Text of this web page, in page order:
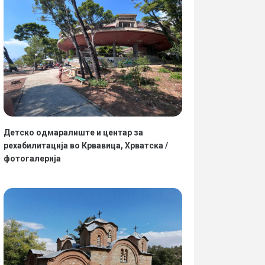
Детско одмаралиште и центар за
рехабилитација во Крвавица, Хрватска /
фотогалерија